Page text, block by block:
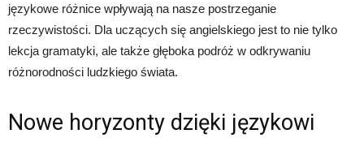
językowe różnice wpływają na nasze postrzeganie
rzeczywistości. Dla uczących się angielskiego jest to nie tylko
lekcja gramatyki, ale także głęboka podróż w odkrywaniu
różnorodności ludzkiego świata.
Nowe horyzonty dzięki językowi